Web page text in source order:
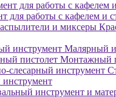
для работы с кафелем и
Малярный
Монтажный
инструмент